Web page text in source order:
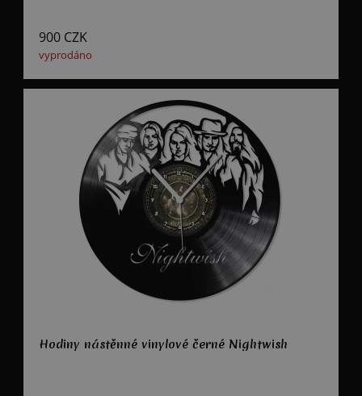
vyprodáno
900 CZK
Hodiny nástěnné vinylové černé Nightwish